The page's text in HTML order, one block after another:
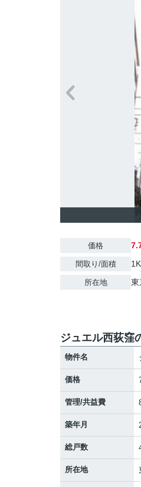
価格
間取り/面積
所在地 東
ジュエル西荻窪
物件名
価格
管理/共益費
築年月
総戸数
所在地